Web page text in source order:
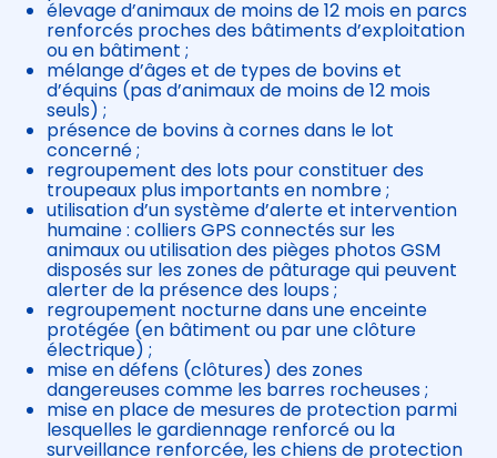
élevage d’animaux de moins de 12 mois en parcs
renforcés proches des bâtiments d’exploitation
ou en bâtiment ;
mélange d’âges et de types de bovins et
d’équins (pas d’animaux de moins de 12 mois
seuls) ;
présence de bovins à cornes dans le lot
concerné ;
regroupement des lots pour constituer des
troupeaux plus importants en nombre ;
utilisation d’un système d’alerte et intervention
humaine : colliers GPS connectés sur les
animaux ou utilisation des pièges photos GSM
disposés sur les zones de pâturage qui peuvent
alerter de la présence des loups ;
regroupement nocturne dans une enceinte
protégée (en bâtiment ou par une clôture
électrique) ;
mise en défens (clôtures) des zones
dangereuses comme les barres rocheuses ;
mise en place de mesures de protection parmi
lesquelles le gardiennage renforcé ou la
surveillance renforcée, les chiens de protection